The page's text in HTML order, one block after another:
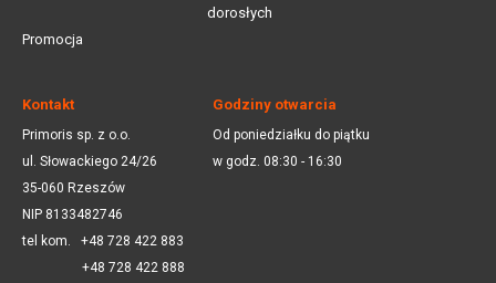
dorosłych
Promocja
Kontakt
Primoris sp. z o.o.
ul. Słowackiego 24/26
35-060 Rzeszów
NIP 8133482746
tel kom. +48 728 422 883
+48 728 422 888
Godziny otwarcia
Od poniedziałku do piątku
w godz. 08:30 - 16:30